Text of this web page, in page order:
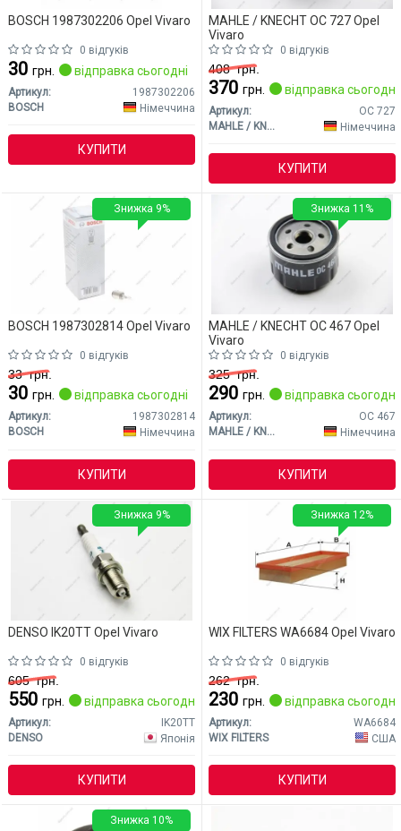
BOSCH 1987302206 Opel Vivaro
0 відгуків
30 грн. відправка сьогодні
Артикул:
1987302206
BOSCH
Німеччина
КУПИТИ
MAHLE / KNECHT OC 727 Opel
Vivaro
0 відгуків
408грн.
370 грн. відправка сьогодні
Артикул:
OC 727
MAHLE / KNECHT
Німеччина
КУПИТИ
BOSCH 1987302814 Opel Vivaro
0 відгуків
33грн.
30 грн. відправка сьогодні
Артикул:
1987302814
BOSCH
Німеччина
КУПИТИ
Знижка 9%
MAHLE / KNECHT OC 467 Opel
Vivaro
0 відгуків
325грн.
290 грн. відправка сьогодні
Артикул:
OC 467
MAHLE / KNECHT
Німеччина
КУПИТИ
Знижка 11%
DENSO IK20TT Opel Vivaro
0 відгуків
605грн.
550 грн. відправка сьогодні
Артикул:
IK20TT
DENSO
Японія
КУПИТИ
Знижка 9%
WIX FILTERS WA6684 Opel Vivaro
0 відгуків
262грн.
230 грн. відправка сьогодні
Артикул:
WA6684
WIX FILTERS
США
КУПИТИ
Знижка 12%
Знижка 10%